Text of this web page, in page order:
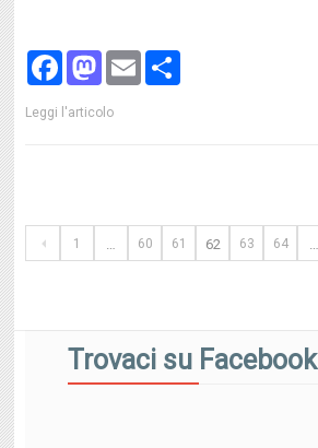
Facebook
Mastodon
Email
Leggi l'articolo
1 60 61 62 63 64
Trovaci su Facebook